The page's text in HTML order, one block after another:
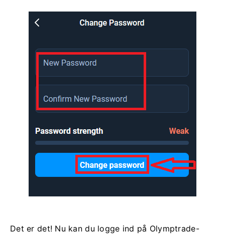
Det er det! Nu kan du logge ind på Olymptrade-